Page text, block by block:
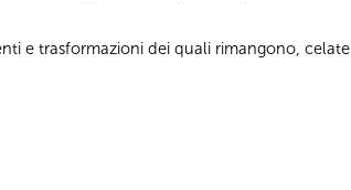
e trasformazioni dei quali rimangono, celate